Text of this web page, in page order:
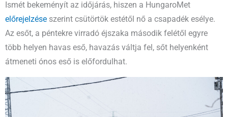
Ismét bekeményít az időjárás, hiszen a HungaroMet
előrejelzése szerint csütörtök estétől nő a csapadék esélye.
Az esőt, a péntekre virradó éjszaka második felétől egyre
több helyen havas eső, havazás váltja fel, sőt helyenként
átmeneti ónos eső is előfordulhat.